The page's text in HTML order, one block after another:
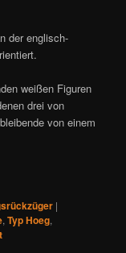
der englisch-
weißen Figuren
drei von
von einem
|
,Typ Hoeg,